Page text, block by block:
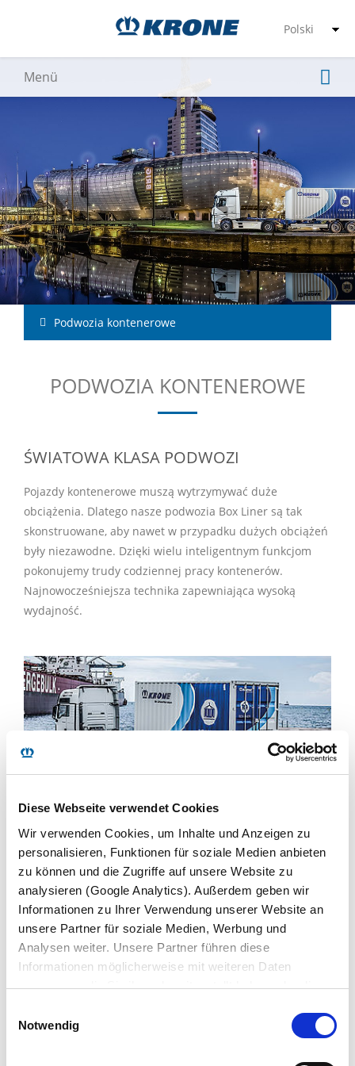
Diese Webseite verwendet Cookies
Wir verwenden Cookies, um Inhalte und Anzeigen zu
personalisieren, Funktionen für soziale Medien anbieten
zu können und die Zugriffe auf unsere Website zu
analysieren (Google Analytics). Außerdem geben wir
Informationen zu Ihrer Verwendung unserer Website an
unsere Partner für soziale Medien, Werbung und
Analysen weiter. Unsere Partner führen diese
Informationen möglicherweise mit weiteren Daten
zusammen, die Sie ihnen bereitgestellt haben oder die
haben. Wir setzen im Rahmen des Trackings auch
abweichenden Datenschutzbestimmungen ein, wodurch
Notwendig
Podwozia kontenerowe
PODWOZIA KONTENEROWE
ŚWIATOWA KLASA PODWOZI
Pojazdy kontenerowe muszą wytrzymywać duże
obciążenia. Dlatego nasze podwozia Box Liner są tak
skonstruowane, aby nawet w przypadku dużych obciążeń
były niezawodne. Dzięki wielu inteligentnym funkcjom
pokonujemy trudy codziennej pracy kontenerów.
Najnowocześniejsza technika zapewniająca wysoką
wydajność.
BOX LINER
Przewiezie każdy ładunek.
DOWIEDZ SIĘ WIĘCEJ